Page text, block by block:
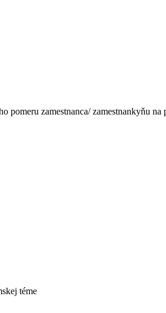
pomeru zamestnanca/ zamestnankyňu na
téme